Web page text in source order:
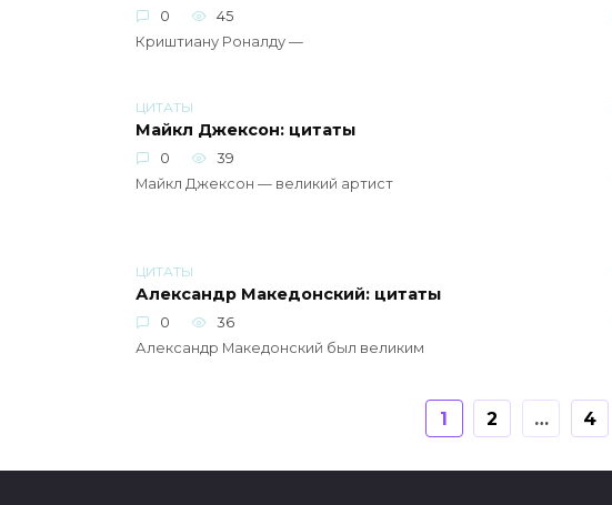
0
45
Криштиану Роналду —
ЦИТАТЫ
Майкл Джексон: цитаты
0
39
Майкл Джексон — великий артист
ЦИТАТЫ
Александр Македонский: цитаты
0
36
Александр Македонский был великим
1 2 … 4